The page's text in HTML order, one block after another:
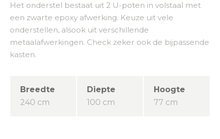
Het onderstel bestaat uit 2 U-poten in volstaal met
een zwarte epoxy afwerking. Keuze uit vele
onderstellen, alsook uit verschillende
metaalafwerkingen. Check zeker ook de bijpassende
kasten.
Breedte
240 cm
Diepte
100 cm
Hoogte
77 cm